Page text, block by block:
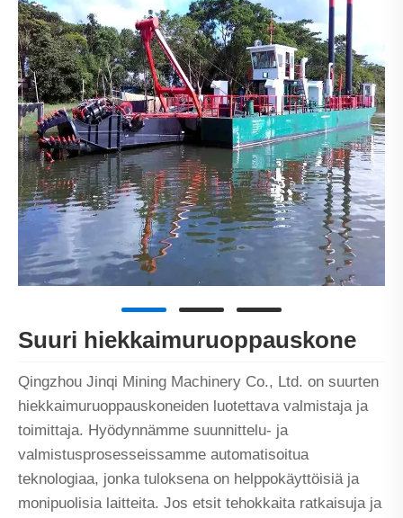
Suuri hiekkaimuruoppauskone
Qingzhou Jinqi Mining Machinery Co., Ltd. on suurten
hiekkaimuruoppauskoneiden luotettava valmistaja ja
toimittaja. Hyödynnämme suunnittelu- ja
valmistusprosesseissamme automatisoitua
teknologiaa, jonka tuloksena on helppokäyttöisiä ja
monipuolisia laitteita. Jos etsit tehokkaita ratkaisuja ja